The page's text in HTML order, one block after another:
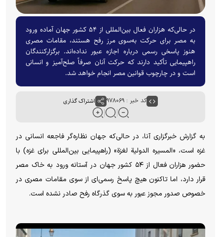
در حالی‌که هزاران فعال بین‌المللی از ۵۴ کشور جهان آماده ورود
به مصر برای حرکت به‌سوی مرز رفح هستند، مقامات مصری
هنوز پاسخی رسمی درباره اجازه عبور نداده‌اند. برگزارکنندگان
راهپیمایی تأکید دارند که حرکت آنان صرفاً صلح‌آمیز و انسانی
است و در چارچوب قوانین مصر انجام خواهد شد.
کد خبر : ۹۷۸۰۶۹ اشتراک گذاری
به گزارش خبرگزاری آنا، در حالی‌که جهان نظاره‌گر فاجعه انسانی در
غزه است، «المسیره الدولیة لغزة» (راهپیمایی بین‌المللی برای غزه) با
حضور هزاران فعال از ۵۴ کشور جهان در آستانه ورود به خاک مصر
قرار دارد، اما تاکنون هیچ پاسخ رسمی‌ای از سوی مقامات مصری در
خصوص صدور مجوز عبور به سوی گذرگاه رفح صادر نشده است.